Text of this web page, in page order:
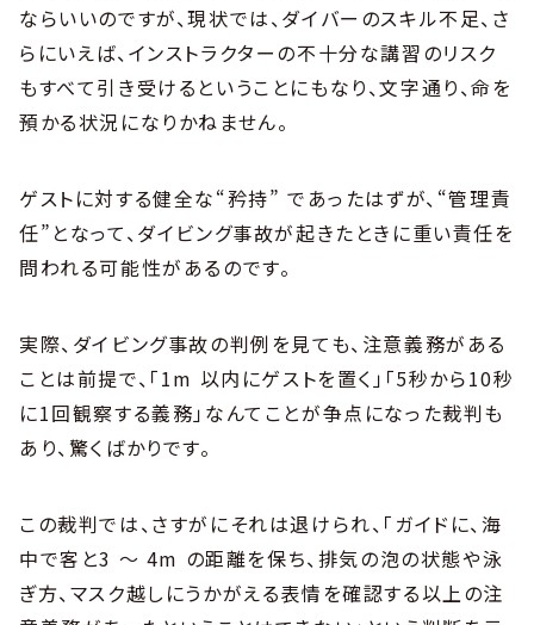
ならいいのですが、現状では、ダイバーのスキル不足、さ
らにいえば、インストラクターの不十分な講習のリスク
もすべて引き受けるということにもなり、文字通り、命を
預かる状況になりかねません。
ゲストに対する健全な“矜持” であったはずが、“管理責
任”となって、ダイビング事故が起きたときに重い責任を
問われる可能性があるのです。
実際、ダイビング事故の判例を見ても、注意義務がある
ことは前提で、「1m 以内にゲストを置く」「5秒から10秒
に1回観察する義務」なんてことが争点になった裁判も
あり、驚くばかりです。
この裁判では、さすがにそれは退けられ、「ガイドに、海
中で客と3 ～ 4m の距離を保ち、排気の泡の状態や泳
ぎ方、マスク越しにうかがえる表情を確認する以上の注